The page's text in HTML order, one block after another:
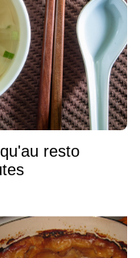
resto